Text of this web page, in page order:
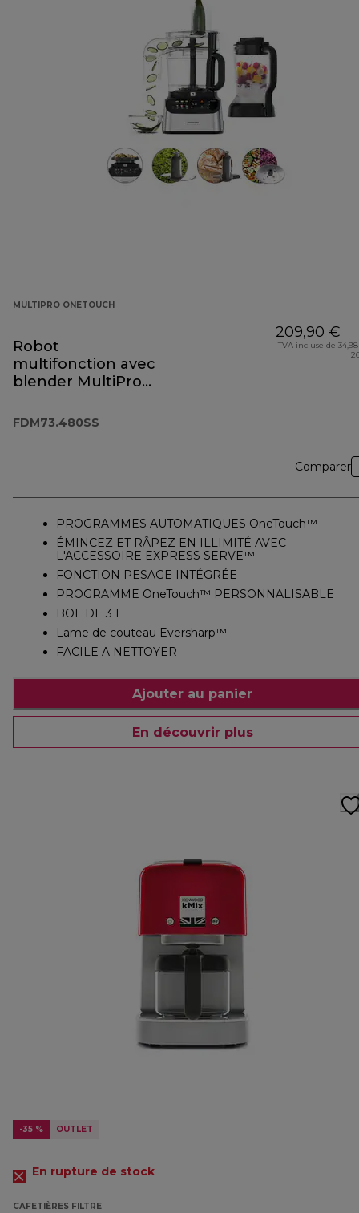
MULTIPRO ONETOUCH
Robot
multifonction avec
blender MultiPro
FDM73.480SS
FDM73.480SS
209,90 €
TVA incluse de
Comparer
PROGRAMMES AUTOMATIQUES OneTouch™
ÉMINCEZ ET RÂPEZ EN ILLIMITÉ AVEC
L'ACCESSOIRE EXPRESS SERVE™
FONCTION PESAGE INTÉGRÉE
PROGRAMME OneTouch™ PERSONNALISABLE
BOL DE 3 L
Lame de couteau Eversharp™
FACILE A NETTOYER
Ajouter au panier
En découvrir plus
-35 % OUTLET
En rupture de stock
CAFETIÈRES FILTRE